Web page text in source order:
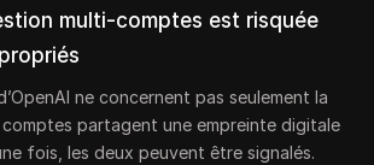
multi-comptes est risquée
ne concernent pas seulement la
partagent une empreinte digitale
fois, les deux peuvent être signalés.